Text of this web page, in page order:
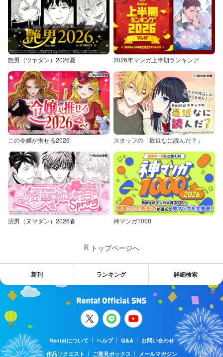
艶男（ツヤダン）2026夏 2026年マンガ上半期ランキング
この令嬢が推せる2026 スタッフの「最近なに読んだ？」
沼男（ヌマダン）2026春 神マンガ1000
トップページへ
新刊 ランキング 詳細検索
Renta!について ヘルプ Q&A
お問い合わせ
作品リクエスト
ご意見ボックス メールマガジン